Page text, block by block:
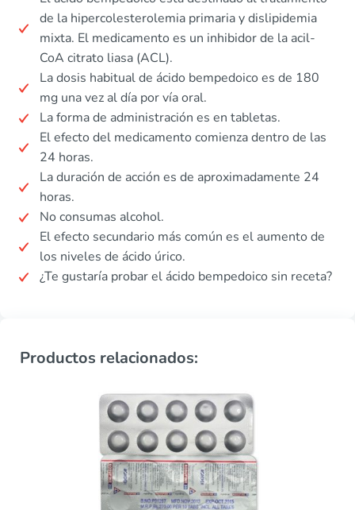
de la hipercolesterolemia primaria y dislipidemia
mixta. El medicamento es un inhibidor de la acil-
CoA citrato liasa (ACL).
La dosis habitual de ácido bempedoico es de 180
mg una vez al día por vía oral.
La forma de administración es en tabletas.
El efecto del medicamento comienza dentro de las
24 horas.
La duración de acción es de aproximadamente 24
horas.
No consumas alcohol.
El efecto secundario más común es el aumento de
los niveles de ácido úrico.
¿Te gustaría probar el ácido bempedoico sin receta?
Productos relacionados: